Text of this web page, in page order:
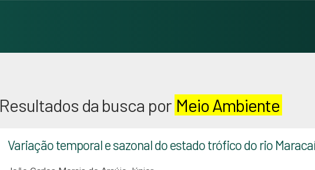
Resultados da busca por Meio Ambiente
Variação temporal e sazonal do estado trófico do rio